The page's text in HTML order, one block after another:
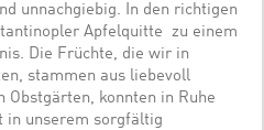
unnachgiebig. In den richtigen
Apfelquitte zu einem
Die Früchte, die wir in
stammen aus liebevoll
Obstgärten, konnten in Ruhe
in unserem sorgfältig